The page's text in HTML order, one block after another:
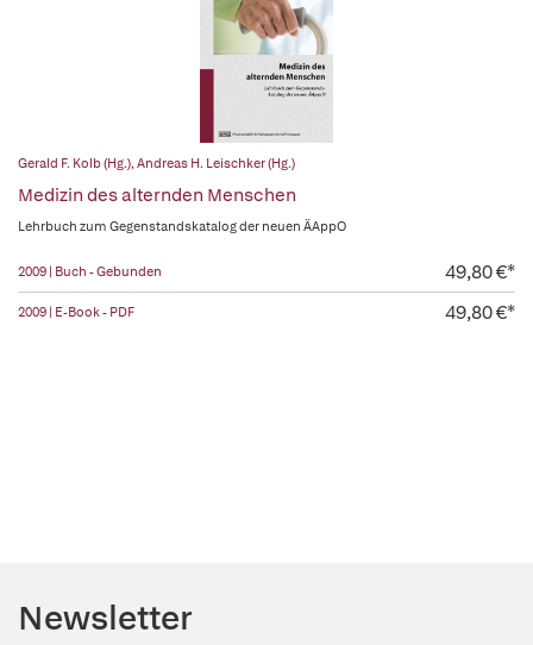
Gerald F. Kolb (Hg.),Andreas H. Leischker (Hg.)
Medizin des alternden Menschen
Lehrbuch zum Gegenstandskatalog der neuen ÄAppO
2009 | Buch - Gebunden 49,80 €*
2009 | E-Book - PDF 49,80 €*
Newsletter